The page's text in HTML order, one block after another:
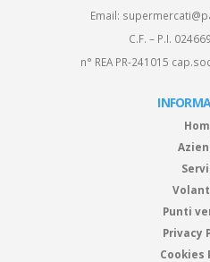
Email:
C.F. – P.I.
n° REA PR-241015
Punti
Privacy
Cookies